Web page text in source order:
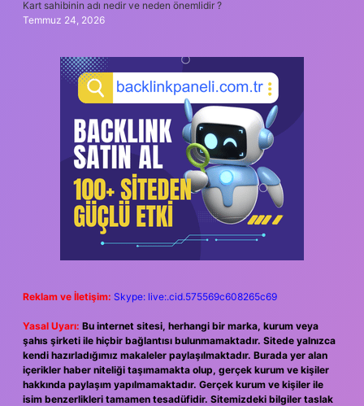
Kart sahibinin adı nedir ve neden önemlidir ?
Temmuz 24, 2026
Reklam ve İletişim: Skype: live:.cid.575569c608265c69
Yasal Uyarı: Bu internet sitesi, herhangi bir marka, kurum veya
şahıs şirketi ile hiçbir bağlantısı bulunmamaktadır. Sitede yalnızca
kendi hazırladığımız makaleler paylaşılmaktadır. Burada yer alan
içerikler haber niteliği taşımamakta olup, gerçek kurum ve kişiler
hakkında paylaşım yapılmamaktadır. Gerçek kurum ve kişiler ile
isim benzerlikleri tamamen tesadüfidir. Sitemizdeki bilgiler taslak